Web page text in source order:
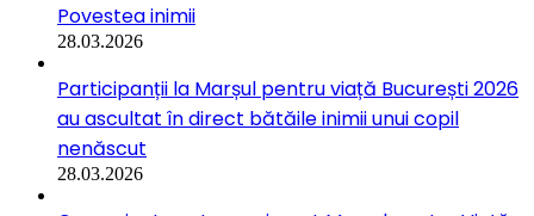
Povestea inimii
28.03.2026
Participanții la Marșul pentru viață București 2026
au ascultat în direct bătăile inimii unui copil
nenăscut
28.03.2026